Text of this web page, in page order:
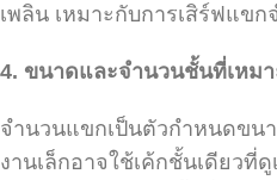
เพลิน เหมาะกับการเสิร์ฟแข
4. ขนาดและจำนวนชั้นที่เหม
จำนวนแขกเป็นตัวกำหนดขน
งานเล็กอาจใช้เค้กชั้นเดียวที่